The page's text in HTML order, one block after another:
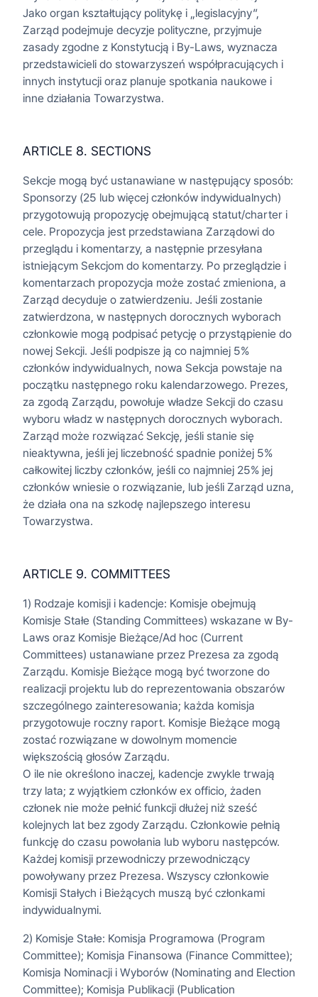
Jako organ kształtujący politykę i „legislacyjny”,
Zarząd podejmuje decyzje polityczne, przyjmuje
zasady zgodne z Konstytucją i By-Laws, wyznacza
przedstawicieli do stowarzyszeń współpracujących i
innych instytucji oraz planuje spotkania naukowe i
inne działania Towarzystwa.
ARTICLE 8. SECTIONS
Sekcje mogą być ustanawiane w następujący sposób:
Sponsorzy (25 lub więcej członków indywidualnych)
przygotowują propozycję obejmującą statut/charter i
cele. Propozycja jest przedstawiana Zarządowi do
przeglądu i komentarzy, a następnie przesyłana
istniejącym Sekcjom do komentarzy. Po przeglądzie i
komentarzach propozycja może zostać zmieniona, a
Zarząd decyduje o zatwierdzeniu. Jeśli zostanie
zatwierdzona, w następnych dorocznych wyborach
członkowie mogą podpisać petycję o przystąpienie do
nowej Sekcji. Jeśli podpisze ją co najmniej 5%
członków indywidualnych, nowa Sekcja powstaje na
początku następnego roku kalendarzowego. Prezes,
za zgodą Zarządu, powołuje władze Sekcji do czasu
wyboru władz w następnych dorocznych wyborach.
Zarząd może rozwiązać Sekcję, jeśli stanie się
nieaktywna, jeśli jej liczebność spadnie poniżej 5%
całkowitej liczby członków, jeśli co najmniej 25% jej
członków wniesie o rozwiązanie, lub jeśli Zarząd uzna,
że działa ona na szkodę najlepszego interesu
Towarzystwa.
ARTICLE 9. COMMITTEES
1) Rodzaje komisji i kadencje: Komisje obejmują
Komisje Stałe (Standing Committees) wskazane w By-
Laws oraz Komisje Bieżące/Ad hoc (Current
Committees) ustanawiane przez Prezesa za zgodą
Zarządu. Komisje Bieżące mogą być tworzone do
realizacji projektu lub do reprezentowania obszarów
szczególnego zainteresowania; każda komisja
przygotowuje roczny raport. Komisje Bieżące mogą
zostać rozwiązane w dowolnym momencie
większością głosów Zarządu.
O ile nie określono inaczej, kadencje zwykle trwają
trzy lata; z wyjątkiem członków ex officio, żaden
członek nie może pełnić funkcji dłużej niż sześć
kolejnych lat bez zgody Zarządu. Członkowie pełnią
funkcję do czasu powołania lub wyboru następców.
Każdej komisji przewodniczy przewodniczący
powoływany przez Prezesa. Wszyscy członkowie
Komisji Stałych i Bieżących muszą być członkami
indywidualnymi.
2) Komisje Stałe: Komisja Programowa (Program
Committee); Komisja Finansowa (Finance Committee);
Komisja Nominacji i Wyborów (Nominating and Election
Committee); Komisja Publikacji (Publication